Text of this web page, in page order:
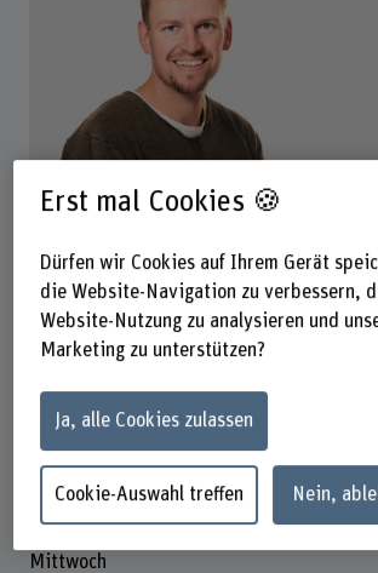
Stefan Lutter
Kontakt
+41 31 910 29 92
E-Mail anzeigen
www.bfh.ch/de/stefan-lutter
Präsenzzeit
Mittwoch
Erst mal Cookies 🍪
Dürfen wir Cookies auf Ihrem Gerät
die Website-Navigation zu verbessern,
Website-Nutzung zu analysieren und
Marketing zu unterstützen?
Ja, alle Cookies zulassen
Cookie-Auswahl treffen Nein,